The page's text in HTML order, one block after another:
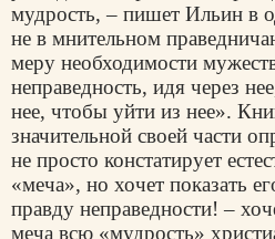
мудрость, – пишет Ильин в
не в мнительном
меру необходимости
неправедность, идя через
нее, чтобы уйти из нее».
значительной своей части
не просто констатирует
«меча», но хочет показать
правду неправедности! –
меча всю «мудрость»